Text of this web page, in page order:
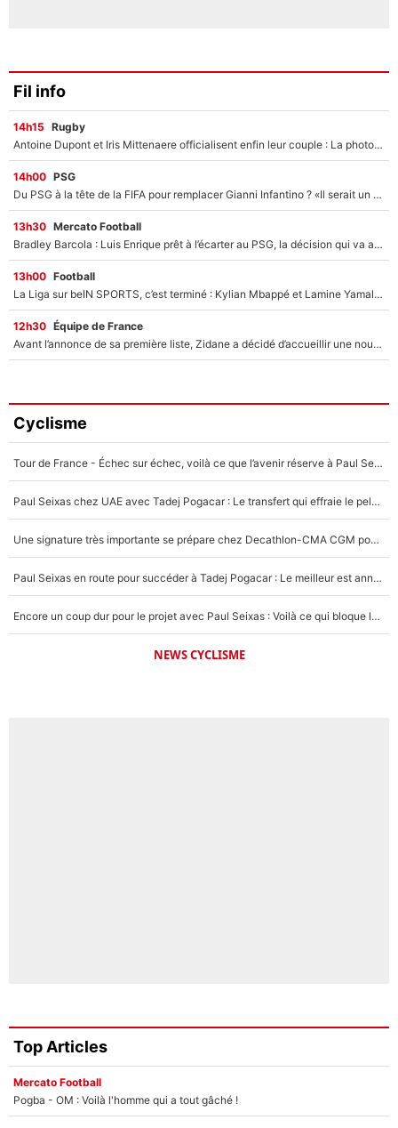
Fil info
14h15 Rugby
Antoine Dupont et Iris Mittenaere officialisent enfin leur couple : La photo qui enflamme les réseaux sociaux
14h00 PSG
Du PSG à la tête de la FIFA pour remplacer Gianni Infantino ? «Il serait un mauvais président», le patron de la Liga s'attaque à Nasser Al-Khelaïfi !
13h30 Mercato Football
Bradley Barcola : Luis Enrique prêt à l’écarter au PSG, la décision qui va accélérer son transfert à Liverpool ?
13h00 Football
La Liga sur beIN SPORTS, c’est terminé : Kylian Mbappé et Lamine Yamal changent de chaîne, «le moment était venu d'ouvrir un nouveau chapitre»
12h30 Équipe de France
Avant l’annonce de sa première liste, Zidane a décidé d’accueillir une nouvelle tête en équipe de France
Cyclisme
Tour de France - Échec sur échec, voilà ce que l’avenir réserve à Paul Seixas : «Tant qu’il y aura un Pogacar comme celui-là...»
Paul Seixas chez UAE avec Tadej Pogacar : Le transfert qui effraie le peloton, «c’est la pire des choses qui puisse arriver»
Une signature très importante se prépare chez Decathlon-CMA CGM pour aider Paul Seixas à gagner le Tour de France 2027
Paul Seixas en route pour succéder à Tadej Pogacar : Le meilleur est annoncé pour l’avenir de la pépite française
Encore un coup dur pour le projet avec Paul Seixas : Voilà ce qui bloque le transfert d’un coureur chez Decathlon-CMA CGM
NEWS CYCLISME
Top Articles
Mercato Football
Pogba - OM : Voilà l'homme qui a tout gâché !